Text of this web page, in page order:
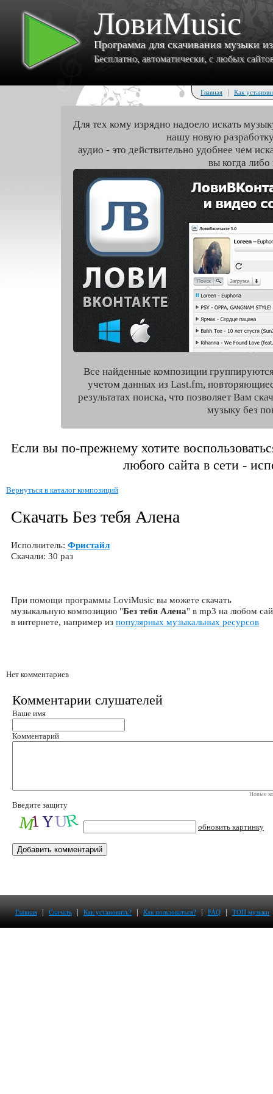
ЛовиMusic
Программа для скачивания музыки
Бесплатно, автоматически, с любых
Главная | Как
Для тех кому изрядно надоело искать
нашу новую
аудио - это действительно удобнее чем
вы когда либо
Все найденные композиции
учетом данных из Last.fm,
результатах поиска, что позволяет Вам
музыку без
Если вы по-прежнему хотите
любого сайта в сети -
Вернуться в каталог композиций
Скачать Без тебя Алена
Исполнитель: Фристайл
Скачали: 30 раз
При помощи программы LoviMusic вы можете скачать
музыкальную композицию "Без тебя Алена" в mp3 на любом
в интернете, например из популярных музыкальных ресурсов
Нет комментариев
Комментарии слушателей
Ваше имя
Комментарий
Новые
Введите защиту
обновить картинку
Главная | Скачать | Как установить? | Как пользоваться? | FAQ | ТОП музыки